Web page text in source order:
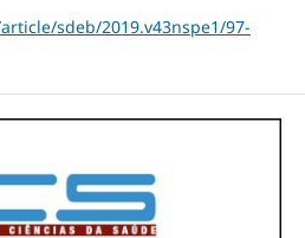
sdeb/2019.v43nspe1/97-